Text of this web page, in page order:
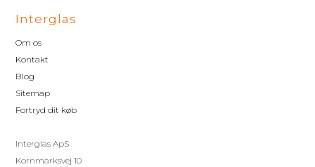
Interglas
Om os
Kontakt
Blog
Sitemap
Fortryd dit køb
Interglas ApS
Kornmarksvej 10